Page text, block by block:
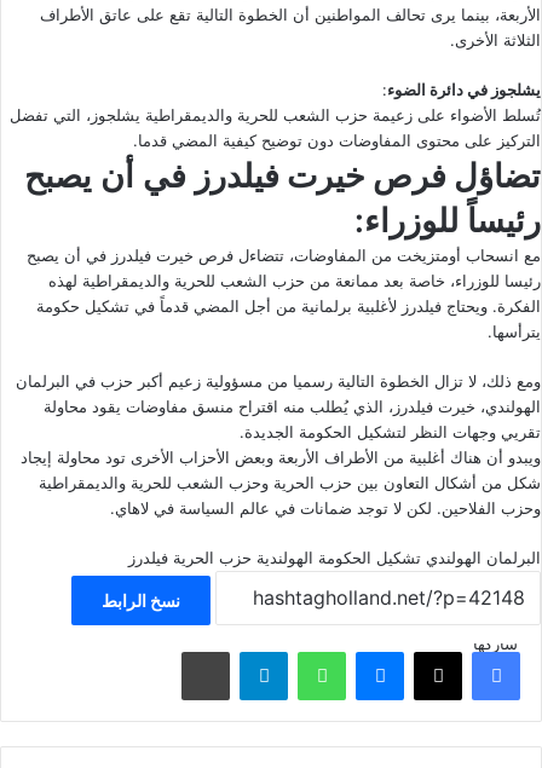
الأربعة، بينما يرى تحالف المواطنين أن الخطوة التالية تقع على عاتق الأطراف
الثلاثة الأخرى.
يشلجوز في دائرة الضوء:
تُسلط الأضواء على زعيمة حزب الشعب للحرية والديمقراطية يشلجوز، التي تفضل
التركيز على محتوى المفاوضات دون توضيح كيفية المضي قدما.
تضاؤل فرص خيرت فيلدرز في أن يصبح
رئيساً للوزراء:
مع انسحاب أومتزيخت من المفاوضات، تتضاءل فرص خيرت فيلدرز في أن يصبح
رئيسا للوزراء، خاصة بعد ممانعة من حزب الشعب للحرية والديمقراطية لهذه
الفكرة. ويحتاج فيلدرز لأغلبية برلمانية من أجل المضي قدماً في تشكيل حكومة
يترأسها.
ومع ذلك، لا تزال الخطوة التالية رسميا من مسؤولية زعيم أكبر حزب في البرلمان
الهولندي، خيرت فيلدرز، الذي يُطلب منه اقتراح منسق مفاوضات يقود محاولة
تقريي وجهات النظر لتشكيل الحكومة الجديدة.
ويبدو أن هناك أغلبية من الأطراف الأربعة وبعض الأحزاب الأخرى تود محاولة إيجاد
شكل من أشكال التعاون بين حزب الحرية وحزب الشعب للحرية والديمقراطية
وحزب الفلاحين. لكن لا توجد ضمانات في عالم السياسة في لاهاي.
البرلمان الهولندي تشكيل الحكومة الهولندية حزب الحرية فيلدرز
نسخ الرابط
شاركهافيسبوك ‫X ماسنجر واتساب تيلقرام مشاركة عبر البريد